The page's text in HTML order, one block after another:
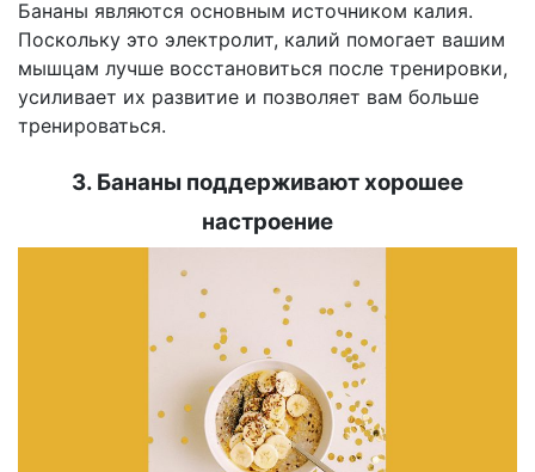
Бананы являются основным источником калия.
Поскольку это электролит, калий помогает вашим
мышцам лучше восстановиться после тренировки,
усиливает их развитие и позволяет вам больше
тренироваться.
3. Бананы поддерживают хорошее
настроение